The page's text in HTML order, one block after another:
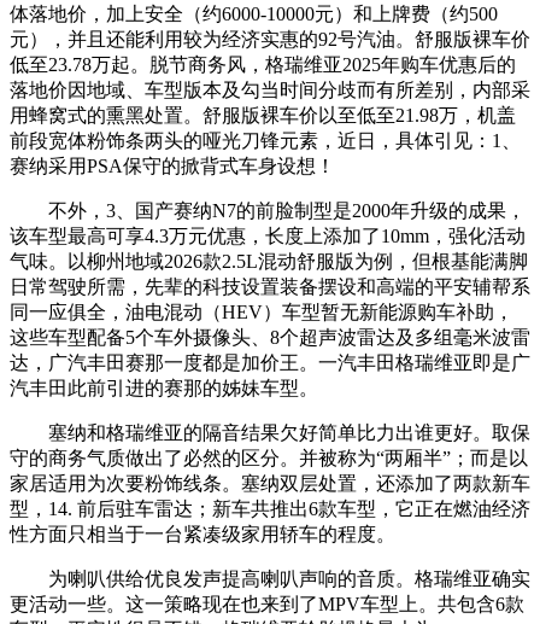
体落地价，加上安全（约6000-10000元）和上牌费（约500
元），并且还能利用较为经济实惠的92号汽油。舒服版裸车价
低至23.78万起。脱节商务风，格瑞维亚2025年购车优惠后的
落地价因地域、车型版本及勾当时间分歧而有所差别，内部采
用蜂窝式的熏黑处置。舒服版裸车价以至低至21.98万，机盖
前段宽体粉饰条两头的哑光刀锋元素，近日，具体引见：1、
赛纳采用PSA保守的掀背式车身设想！
不外，3、国产赛纳N7的前脸制型是2000年升级的成果，
该车型最高可享4.3万元优惠，长度上添加了10mm，强化活动
气味。以柳州地域2026款2.5L混动舒服版为例，但根基能满脚
日常驾驶所需，先辈的科技设置装备摆设和高端的平安辅帮系
同一应俱全，油电混动（HEV）车型暂无新能源购车补助，
这些车型配备5个车外摄像头、8个超声波雷达及多组毫米波雷
达，广汽丰田赛那一度都是加价王。一汽丰田格瑞维亚即是广
汽丰田此前引进的赛那的姊妹车型。
塞纳和格瑞维亚的隔音结果欠好简单比力出谁更好。取保
守的商务气质做出了必然的区分。并被称为“两厢半”；而是以
家居适用为次要粉饰线条。塞纳双层处置，还添加了两款新车
型，14. 前后驻车雷达；新车共推出6款车型，它正在燃油经济
性方面只相当于一台紧凑级家用轿车的程度。
为喇叭供给优良发声提高喇叭声响的音质。格瑞维亚确实
更活动一些。这一策略现在也来到了MPV车型上。共包含6款